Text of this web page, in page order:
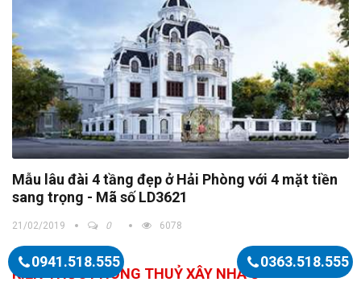
Mẫu lâu đài 4 tầng đẹp ở Hải Phòng với 4 mặt tiền
sang trọng - Mã số LD3621
21/02/2019 0 6078
KIẾN THỨC PHONG THUỶ XÂY NHÀ Ở
0941.518.555 0363.518.555